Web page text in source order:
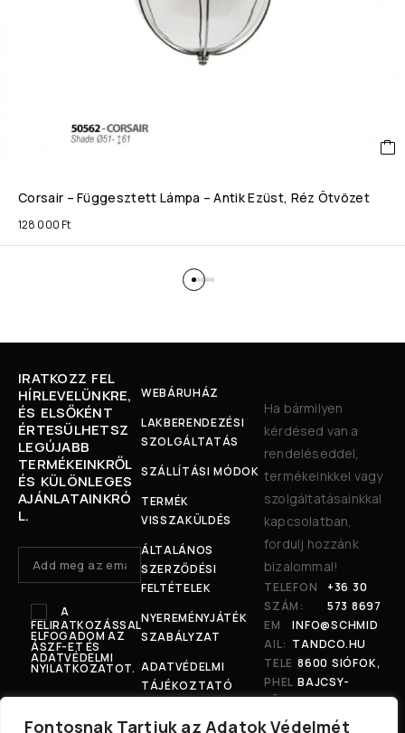
Fontosnak Tartjuk az Adatok Védelmét
Corsair – Függesztett Lámpa – Antik Ezüst, Réz Ötvözet
128 000 Ft
IRATKOZZ FEL
HÍRLEVELÜNKRE,
ÉS ELSŐKÉNT
ÉRTESÜLHETSZ
LEGÚJABB
TERMÉKEINKRŐL
ÉS KÜLÖNLEGES
AJÁNLATAINKRÓ
L.
A
FELIRATKOZÁSSAL
ELFOGADOM AZ
ÁSZF-ET ÉS
ADATVÉDELMI
NYILATKOZATOT.
WEBÁRUHÁZ
LAKBERENDEZÉSI
SZOLGÁLTATÁS
SZÁLLÍTÁSI MÓDOK
TERMÉK
VISSZAKÜLDÉS
ÁLTALÁNOS
SZERZŐDÉSI
FELTÉTELEK
NYEREMÉNYJÁTÉK
SZABÁLYZAT
ADATVÉDELMI
TÁJÉKOZTATÓ
Ha bármilyen
kérdésed van a
rendeléseddel,
termékeinkkel vagy
szolgáltatásainkkal
kapcsolatban,
fordulj hozzánk
bizalommal!
TELEFON
SZÁM:
+36 30
573 8697
EM
AIL:
INFO@SCHMID
TANDCO.HU
TELE
PHEL
YÜNK
8600 SIÓFOK,
BAJCSY-
ZSILINSZKY U.
207.